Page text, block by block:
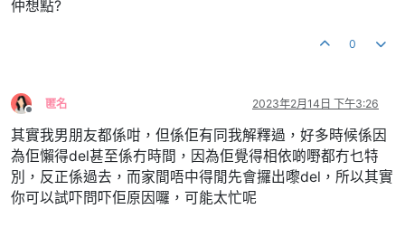
仲想點?
0
離線
匿名 2023年2月14日 下午3:26
其實我男朋友都係咁，但係佢有同我解釋過，好多時候係因
為佢懶得del甚至係冇時間，因為佢覺得相依啲嘢都冇乜特
別，反正係過去，而家間唔中得閒先會攞出嚟del，所以其實
你可以試吓問吓佢原因囉，可能太忙呢